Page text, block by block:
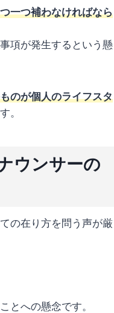
一つ補わなければなら
項が発生するという懸
のが個人のライフスタ
。
ウンサーの
の在り方を問う声が厳
とへの懸念です。